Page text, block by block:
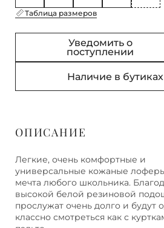
Таблица размеров
Уведомить о
поступлении
Наличие в бутиках
ОПИСАНИЕ
Легкие, очень комфортные и
универсальные кожаные
мечта любого школьника.
высокой белой резиновой
прослужат очень долго и будут
классно смотреться как с